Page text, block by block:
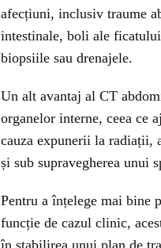
afecțiuni, inclusiv traume
intestinale, boli ale
biopsiile sau drenajele.
Un alt avantaj al CT
organelor interne, ceea ce
cauza expunerii la radiații,
și sub supravegherea unui
Pentru a înțelege mai bine
funcție de cazul clinic,
în stabilirea unui plan de